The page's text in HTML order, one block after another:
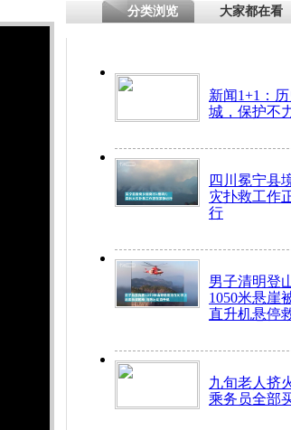
分类浏览 大家都在看
新闻1+1：
城，保护不
四川冕宁县
灾扑救工作
行
男子清明登
1050米悬崖
直升机悬停
九旬老人挤
乘务员全部